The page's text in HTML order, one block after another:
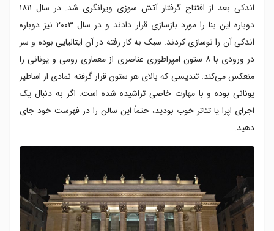
اندکی بعد از افتتاح گرفتار آتش سوزی ویرانگری شد. در سال ۱۸۱۱
دوباره این بنا را مورد بازسازی قرار دادند و در سال ۲۰۰۳ نیز دوباره
اندکی آن را نوسازی کردند. سبک به کار رفته در آن ایتالیایی بوده و سر
در ورودی با ۸ ستون امپراطوری عناصری از معماری رومی و یونانی را
منعکس می‌کند. تندیسی که بالای هر ستون قرار گرفته نمادی از اساطیر
یونانی بوده و با مهارت خاصی تراشیده شده است. اگر به دنبال یک
اجرای اپرا یا تئاتر خوب بودید، حتماً این سالن را در فهرست خود جای
دهید.